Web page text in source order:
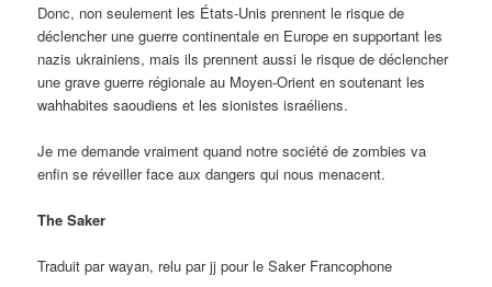
Donc, non seulement les États-Unis prennent le risque de
déclencher une guerre continentale en Europe en supportant les
nazis ukrainiens, mais ils prennent aussi le risque de déclencher
une grave guerre régionale au Moyen-Orient en soutenant les
wahhabites saoudiens et les sionistes israéliens.
Je me demande vraiment quand notre société de zombies va
enfin se réveiller face aux dangers qui nous menacent.
The Saker
Traduit par wayan, relu par jj pour le Saker Francophone